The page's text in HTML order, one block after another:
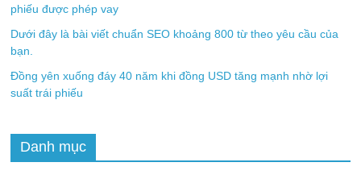
phiếu được phép vay
Dưới đây là bài viết chuẩn SEO khoảng 800 từ theo yêu cầu của
bạn.
Đồng yên xuống đáy 40 năm khi đồng USD tăng mạnh nhờ lợi
suất trái phiếu
Danh mục